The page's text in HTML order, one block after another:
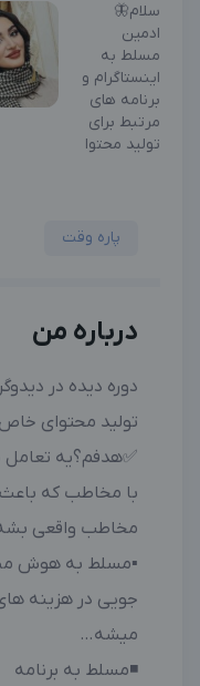
سلام🦋
ادمین
مسلط به
اینستاگرام و
برنامه های
مرتبط برای
تولید محتوا
پاره وقت
درباره من
دوره دیده در
تولید محتوای خاص
✅هدفم؟یه تعامل
با مخاطب که
مخاطب واقعی
▪️مسلط به هوش
جویی در هزینه
میشه…
◾️مسلط به برنامه